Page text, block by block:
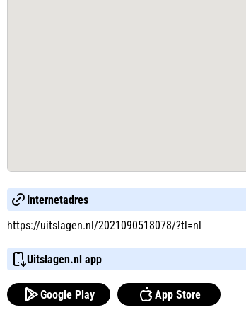
Internetadres
https://uitslagen.nl/2021090518078/?tl=nl
Uitslagen.nl app
Google Play App Store